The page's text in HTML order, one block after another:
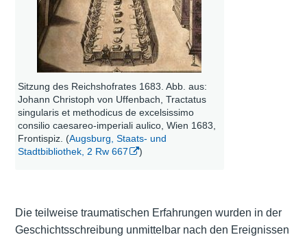
Sitzung des Reichshofrates 1683. Abb. aus:
Johann Christoph von Uffenbach, Tractatus
singularis et methodicus de excelsissimo
consilio caesareo-imperiali aulico, Wien 1683,
Frontispiz. (Augsburg, Staats- und
Stadtbibliothek, 2 Rw 667
)
Die teilweise traumatischen Erfahrungen wurden in der
Geschichtsschreibung unmittelbar nach den Ereignissen